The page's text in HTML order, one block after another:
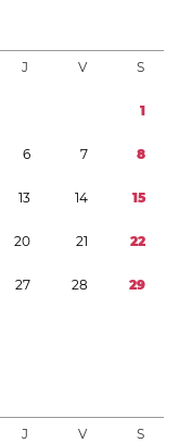
J V S
1
6 7 8
13 14 15
20 21 22
27 28 29
J V S